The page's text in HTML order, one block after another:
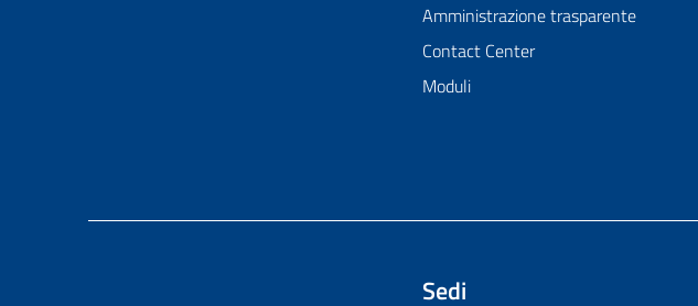
Amministrazione trasparente
Contact Center
Moduli
Sedi